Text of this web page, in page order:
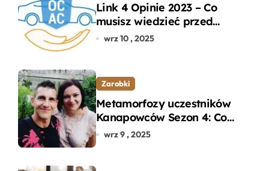
Link 4 Opinie 2023 – Co
musisz wiedzieć przed
wyborem ubezpieczenia
wrz 10 , 2025
Zarobki
Metamorfozy uczestników
Kanapowców Sezon 4: Co
naprawdę zaskoczyło
wrz 9 , 2025